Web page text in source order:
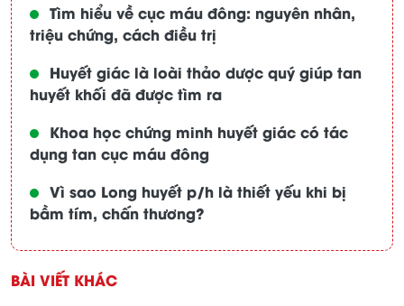
Tìm hiểu về cục máu đông: nguyên nhân,
triệu chứng, cách điều trị
Huyết giác là loài thảo dược quý giúp tan
huyết khối đã được tìm ra
Khoa học chứng minh huyết giác có tác
dụng tan cục máu đông
Vì sao Long huyết p/h là thiết yếu khi bị
bầm tím, chấn thương?
BÀI VIẾT KHÁC